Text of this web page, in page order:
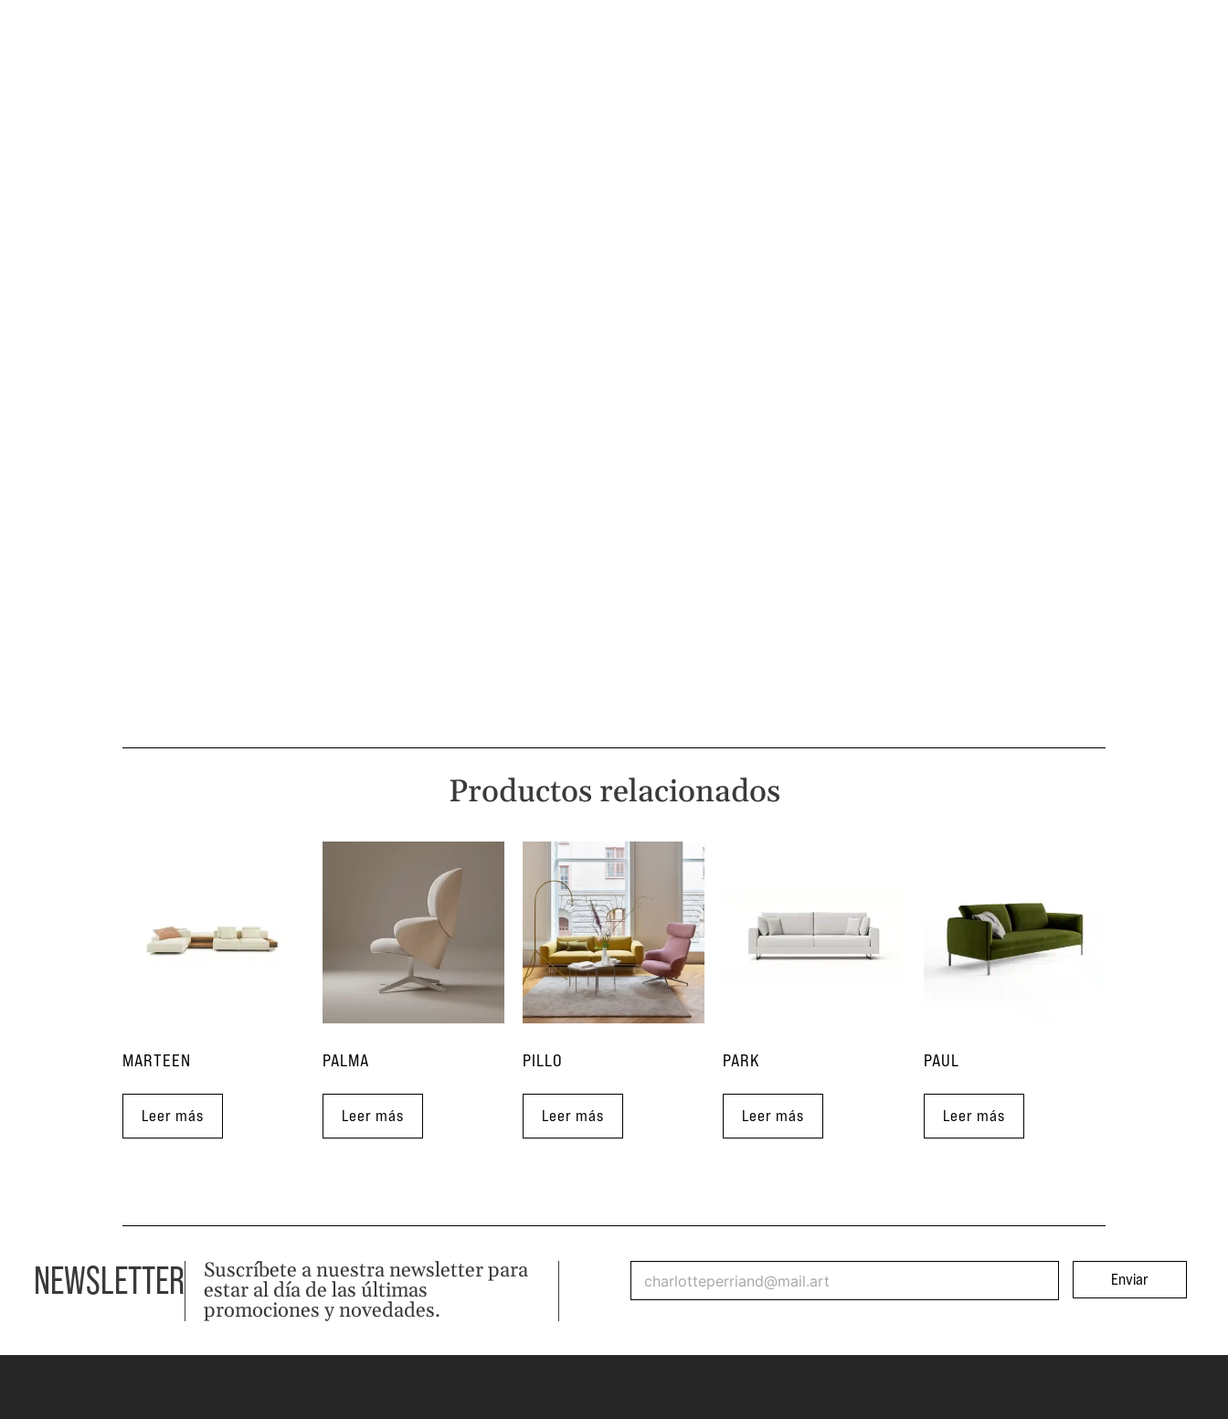
Productos relacionados
MARTEEN
Leer más
PALMA
Leer más
PILLO
Leer más
PARK
Leer más
PAUL
Leer más
NEWSLETTER Suscríbete a nuestra newsletter para
estar al día de las últimas
promociones y novedades.
Enviar